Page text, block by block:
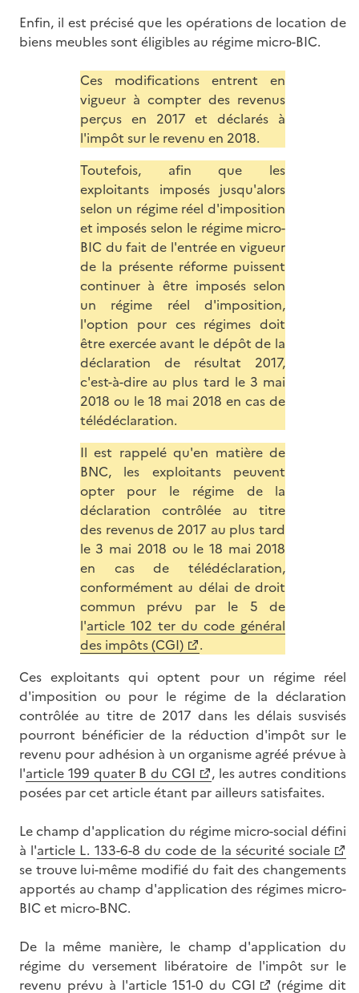
Enfin, il est précisé que les opérations de location de
biens meubles sont éligibles au régime micro-BIC.
Ces modifications entrent en
vigueur à compter des revenus
perçus en 2017 et déclarés à
l'impôt sur le revenu en 2018.
Toutefois, afin que les
exploitants imposés jusqu'alors
selon un régime réel d'imposition
et imposés selon le régime micro-
BIC du fait de l'entrée en vigueur
de la présente réforme puissent
continuer à être imposés selon
un régime réel d'imposition,
l'option pour ces régimes doit
être exercée avant le dépôt de la
déclaration de résultat 2017,
c'est-à-dire au plus tard le 3 mai
2018 ou le 18 mai 2018 en cas de
télédéclaration.
Il est rappelé qu'en matière de
BNC, les exploitants peuvent
opter pour le régime de la
déclaration contrôlée au titre
des revenus de 2017 au plus tard
le 3 mai 2018 ou le 18 mai 2018
en cas de télédéclaration,
conformément au délai de droit
commun prévu par le 5 de
l'article 102 ter du code général
des impôts (CGI)
.
Ces exploitants qui optent pour un régime réel
d'imposition ou pour le régime de la déclaration
contrôlée au titre de 2017 dans les délais susvisés
pourront bénéficier de la réduction d'impôt sur le
revenu pour adhésion à un organisme agréé prévue à
l'article 199 quater B du CGI
, les autres conditions
posées par cet article étant par ailleurs satisfaites.
Le champ d'application du régime micro-social défini
à l'article L. 133-6-8 du code de la sécurité sociale
se trouve lui-même modifié du fait des changements
apportés au champ d'application des régimes micro-
BIC et micro-BNC.
De la même manière, le champ d'application du
régime du versement libératoire de l'impôt sur le
revenu prévu à l'article 151-0 du CGI (régime dit